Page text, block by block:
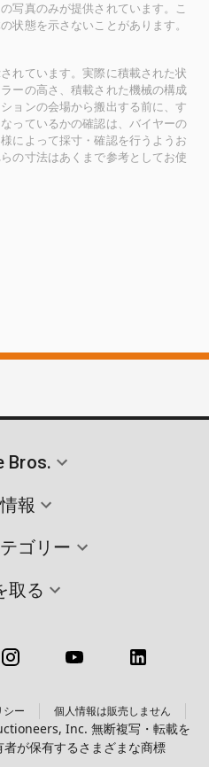
写真のみが提供されています。こ
状態を示さないことがあります。
れています。実際に積載された状
ーの高さ、積載された機械の構成
ョンの会場から搬出する前に、す
っているかの確認は、バイヤーの
によって採寸・確認を行うようお
の寸法はあくまで参考としてお使
Bros.
報
ゴリー
取る
シー 個人情報は販売しません
Inc. 無断複写・転載を
が保有するさまざまな商標